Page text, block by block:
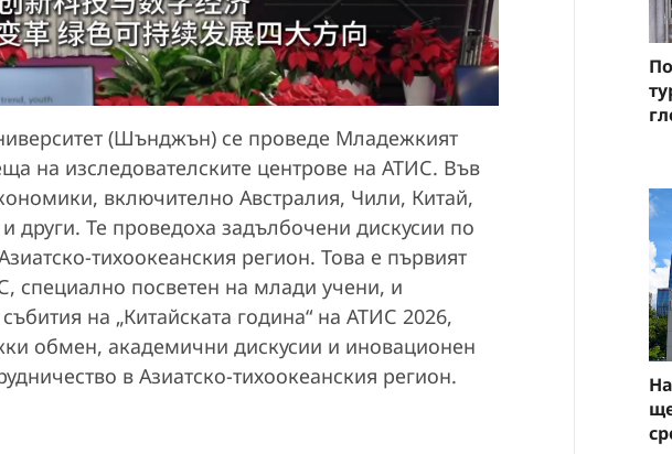
(Шънджън) се проведе Младежкият
на изследователските центрове на АТИС. Във
включително Австралия, Чили, Китай,
Те проведоха задълбочени дискусии по
тихоокеанския регион. Това е първият
специално посветен на млади учени, и
на „Китайската година“ на АТИС 2026,
обмен, академични дискусии и иновационен
в Азиатско-тихоокеанския регион.